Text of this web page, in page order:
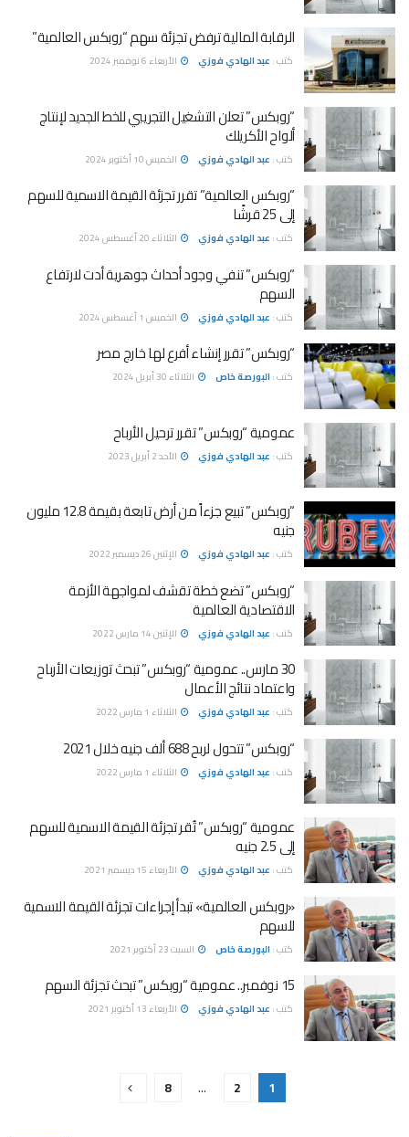
الرقابة المالية ترفض تجزئة سهم “روبكس العالمية”
كتب : عبد الهادي فوزي الأربعاء 6 نوفمبر 2024
“روبكس” تعلن التشغيل التجريبي للخط الجديد لإنتاج
ألواح الأكريلك
كتب : عبد الهادي فوزي الخميس 10 أكتوبر 2024
“روبكس العالمية” تقرر تجزئة القيمة الاسمية للسهم
إلى 25 قرشًا
كتب : عبد الهادي فوزي الثلاثاء 20 أغسطس 2024
“روبكس” تنفي وجود أحداث جوهرية أدت لارتفاع
السهم
كتب : عبد الهادي فوزي الخميس 1 أغسطس 2024
“روبكس” تقرر إنشاء أفرع لها خارج مصر
كتب : البورصة خاص الثلاثاء 30 أبريل 2024
عمومية “روبكس” تقرر ترحيل الأرباح
كتب : عبد الهادي فوزي الأحد 2 أبريل 2023
“روبكس” تبيع جزءاً من أرض تابعة بقيمة 12.8 مليون
جنيه
كتب : عبد الهادي فوزي الإثنين 26 ديسمبر 2022
“روبكس” تضع خطة تقشف لمواجهة الأزمة
الاقتصادية العالمية
كتب : عبد الهادي فوزي الإثنين 14 مارس 2022
30 مارس.. عمومية “روبكس” تبحث توزيعات الأرباح
واعتماد نتائج الأعمال
كتب : عبد الهادي فوزي الثلاثاء 1 مارس 2022
“روبكس” تتحول لربح 688 ألف جنيه خلال 2021
كتب : عبد الهادي فوزي الثلاثاء 1 مارس 2022
عمومية “روبكس” تُقر تجزئة القيمة الاسمية للسهم
إلى 2.5 جنيه
كتب : عبد الهادي فوزي الأربعاء 15 ديسمبر 2021
«روبكس العالمية» تبدأ إجراءات تجزئة القيمة الاسمية
للسهم
كتب : البورصة خاص السبت 23 أكتوبر 2021
15 نوفمبر.. عمومية “روبكس” تبحث تجزئة السهم
كتب : عبد الهادي فوزي الأربعاء 13 أكتوبر 2021
1
2
…
8